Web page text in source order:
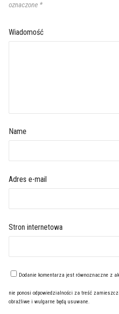
oznaczone *
Wiadomość
Name
Adres e-mail
Stron internetowa
Dodanie komentarza jest równoznaczne z
nie ponosi odpowiedzialności za treść
obraźliwe i wulgarne będą usuwane.